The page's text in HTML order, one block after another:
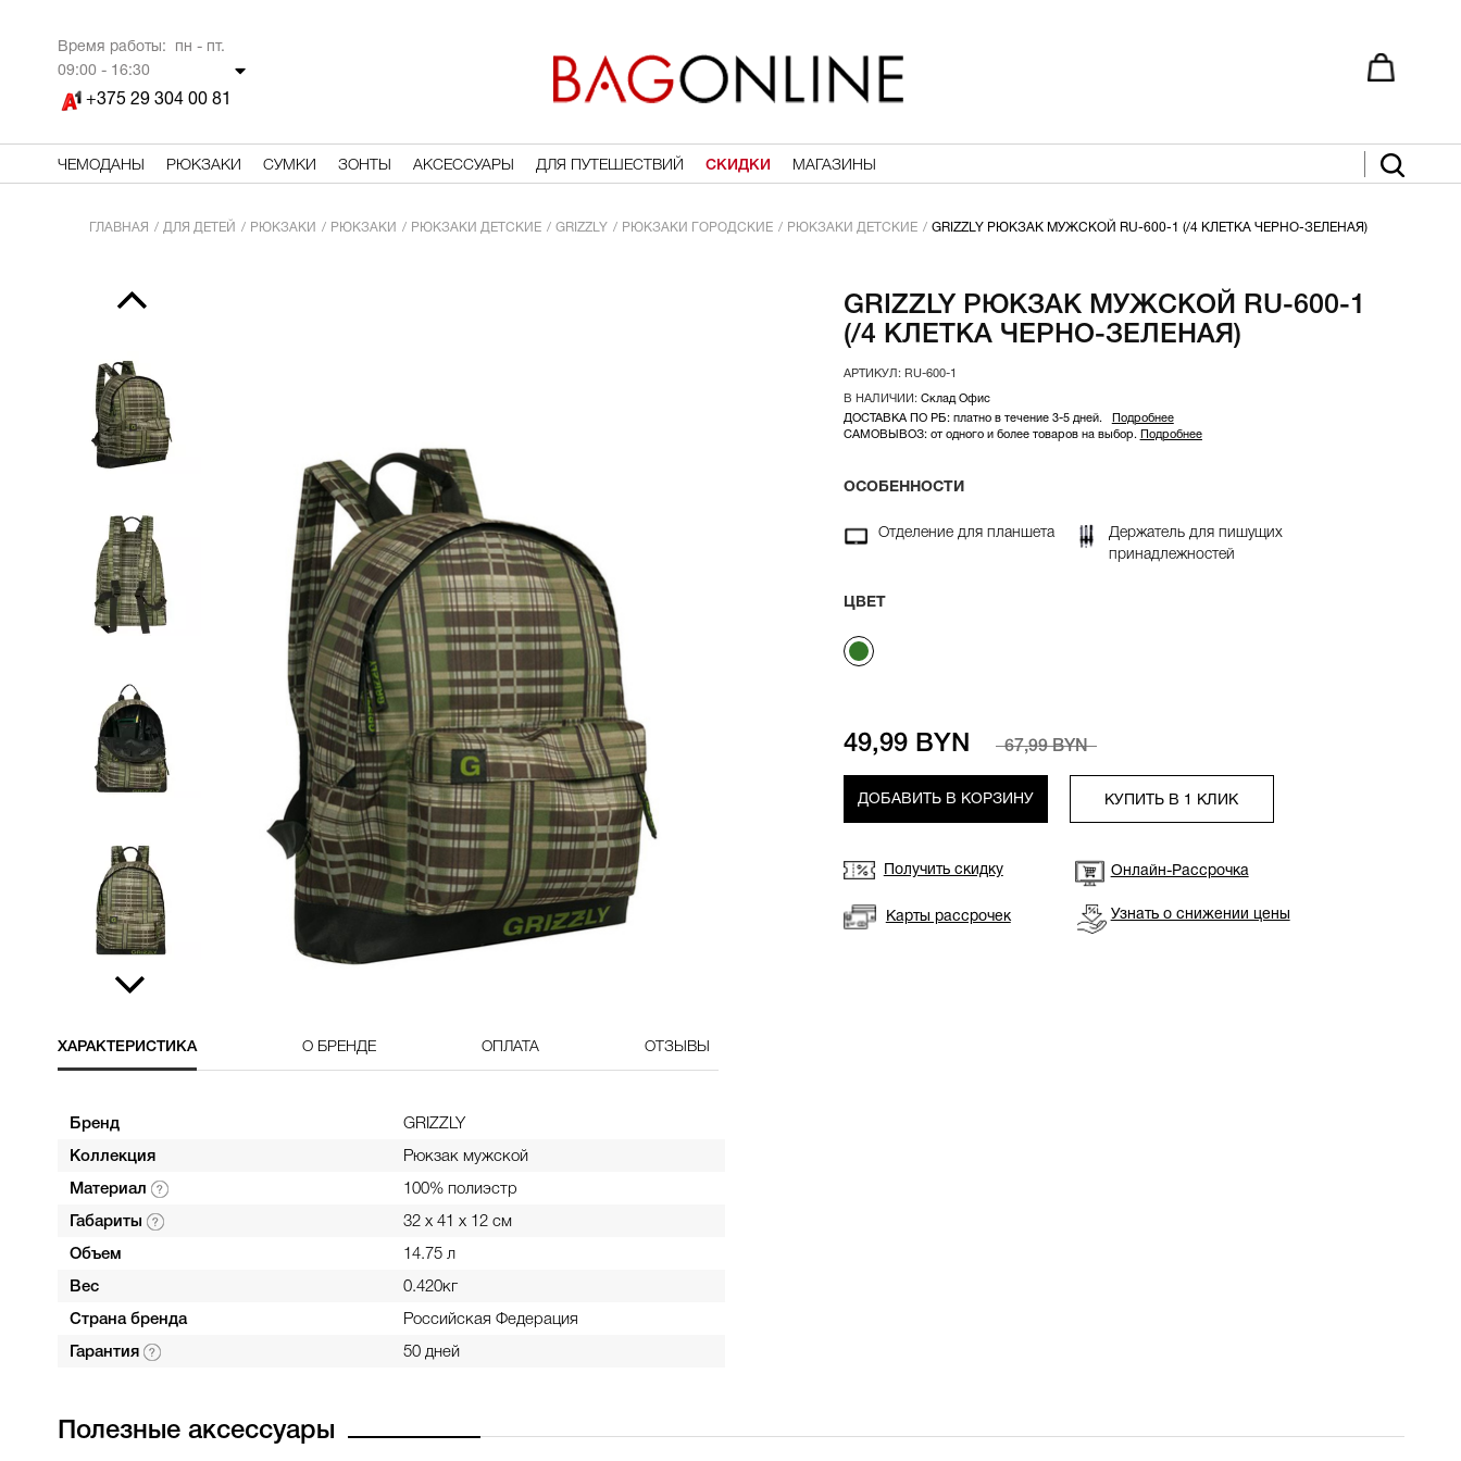
Время работы: пн - пт.
09:00 - 16:30
+375 29 304 00 81
ЧЕМОДАНЫ РЮКЗАКИ СУМКИ ЗОНТЫ АКСЕССУАРЫ ДЛЯ ПУТЕШЕСТВИЙ СКИДКИ МАГАЗИНЫ
ГЛАВНАЯ ДЛЯ ДЕТЕЙ РЮКЗАКИ РЮКЗАКИ РЮКЗАКИ ДЕТСКИЕ GRIZZLY РЮКЗАКИ ГОРОДСКИЕ РЮКЗАКИ ДЕТСКИЕ GRIZZLY РЮКЗАК МУЖСКОЙ RU-600-1 (/4 КЛЕТКА ЧЕРНО-ЗЕЛЕНАЯ)
GRIZZLY РЮКЗАК МУЖСКОЙ RU-600-1
(/4 КЛЕТКА ЧЕРНО-ЗЕЛЕНАЯ)
RU-600-1
Склад Офис
ДОСТАВКА ПО РБ: платно в течение 3-5 дней.
Подробнее
САМОВЫВОЗ: от одного и более товаров на выбор.
Подробнее
ОСОБЕННОСТИ
Отделение для планшета
Держатель для пишущих
принадлежностей
ЦВЕТ
49,99 BYN 67,99 BYN
ДОБАВИТЬ В КОРЗИНУ КУПИТЬ В 1 КЛИК
Получить скидку Онлайн-Рассрочка
Карты рассрочек Узнать о снижении цены
ХАРАКТЕРИСТИКА О БРЕНДЕ ОПЛАТА ОТЗЫВЫ
Бренд GRIZZLY
Коллекция Рюкзак мужской
Материал 100% полиэстр
Габариты 32 х 41 x 12 см
Объем 14.75 л
Вес 0.420кг
Страна бренда Российская Федерация
Гарантия 50 дней
Полезные аксессуары